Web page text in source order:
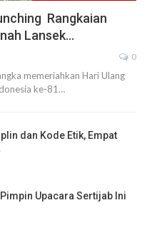
Rangkaian
Lansek…
0
memeriahkan Hari Ulang
ke-81…
dan Kode Etik, Empat
Upacara Sertijab Ini